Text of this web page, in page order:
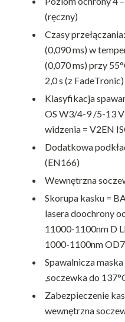
(ręczny)
Czasy
(0,090 ms) w
(0,070 ms) przy
2,0 s (z FadeTronic)
Klasyfikacja
OS W3/4-9 /5-13
widzenia = V2EN
Dodatkowa
(EN166)
Wewnętrzna
Skorupa kasku =
lasera doochrony
11000-1100nm D
1000-1100nm
Spawalnicza
,soczewka do
Zabezpieczenie
wewnętrzna